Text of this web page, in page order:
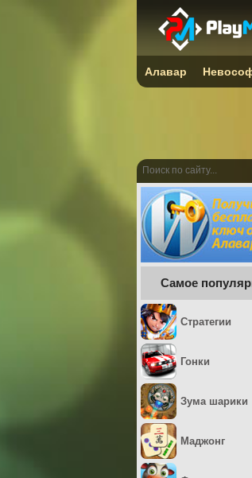
Самое
Стратегии
Гонки
Зума шарики
Маджонг
Алавар